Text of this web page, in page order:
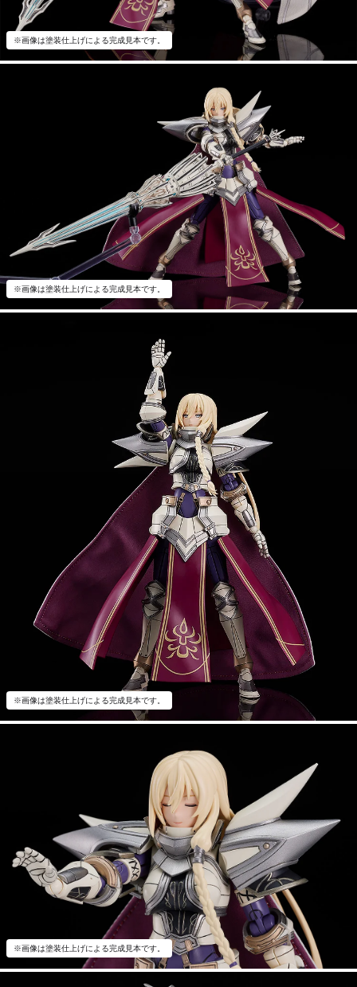
※画像は塗装仕上げによる完成見本です。
※画像は塗装仕上げによる完成見本です。
※画像は塗装仕上げによる完成見本です。
※画像は塗装仕上げによる完成見本です。